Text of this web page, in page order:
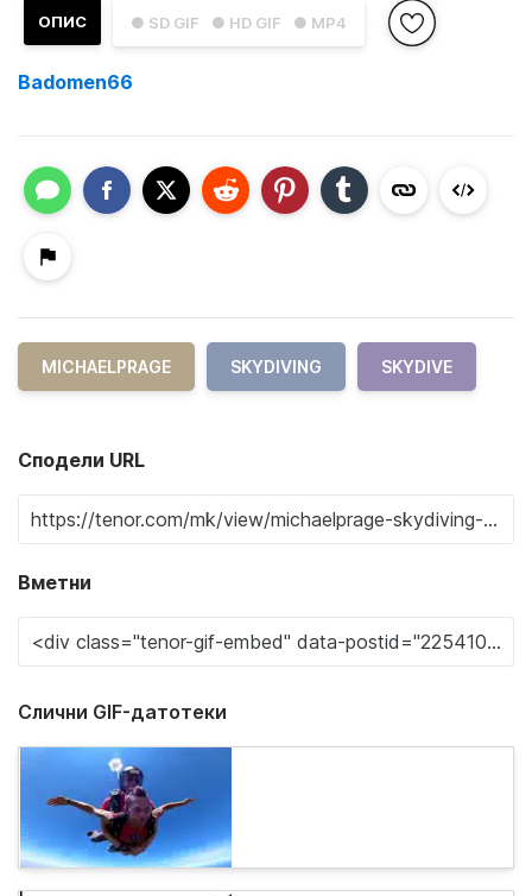
● SD GIF ● HD GIF ● MP4
ОПИС
Badomen66
MICHAELPRAGE SKYDIVING SKYDIVE
Сподели URL
Вметни
Слични GIF-датотеки